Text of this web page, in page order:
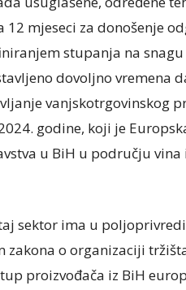
12 mjeseci za donošenje
stupanja na
dovoljno vremena
vanjskotrgovinskog
godine, koji je
u BiH u području
sektor ima u
zakona o organizaciji
proizvođača iz BiH